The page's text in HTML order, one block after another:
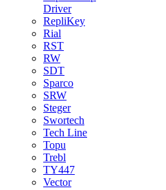
Driver
RepliKey
Rial
RST
RW
SDT
Sparco
SRW
Steger
Swortech
Tech Line
Topu
Trebl
TY447
Vector